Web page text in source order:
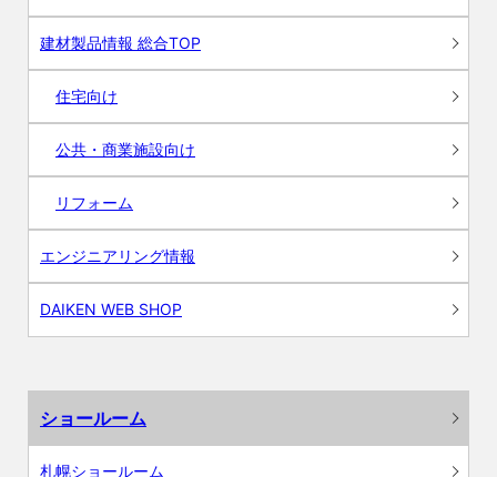
建材製品情報 総合TOP
住宅向け
公共・商業施設向け
リフォーム
エンジニアリング情報
DAIKEN WEB SHOP
ショールーム
札幌ショールーム